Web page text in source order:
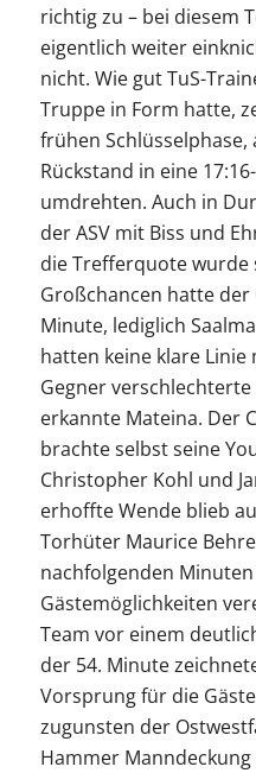
richtig zu – bei diesem
eigentlich weiter
nicht. Wie gut TuS-
Truppe in Form hatte,
frühen Schlüsselphase,
Rückstand in eine
umdrehten. Auch in
der ASV mit Biss und
die Trefferquote wurde
Großchancen hatte der
Minute, lediglich
hatten keine klare
Gegner
erkannte Mateina. Der
brachte selbst seine
Christopher Kohl und
erhoffte Wende blieb
Torhüter Maurice
nachfolgenden
Gästemöglichkeiten
Team vor einem
der 54. Minute
Vorsprung für die
zugunsten der
Hammer